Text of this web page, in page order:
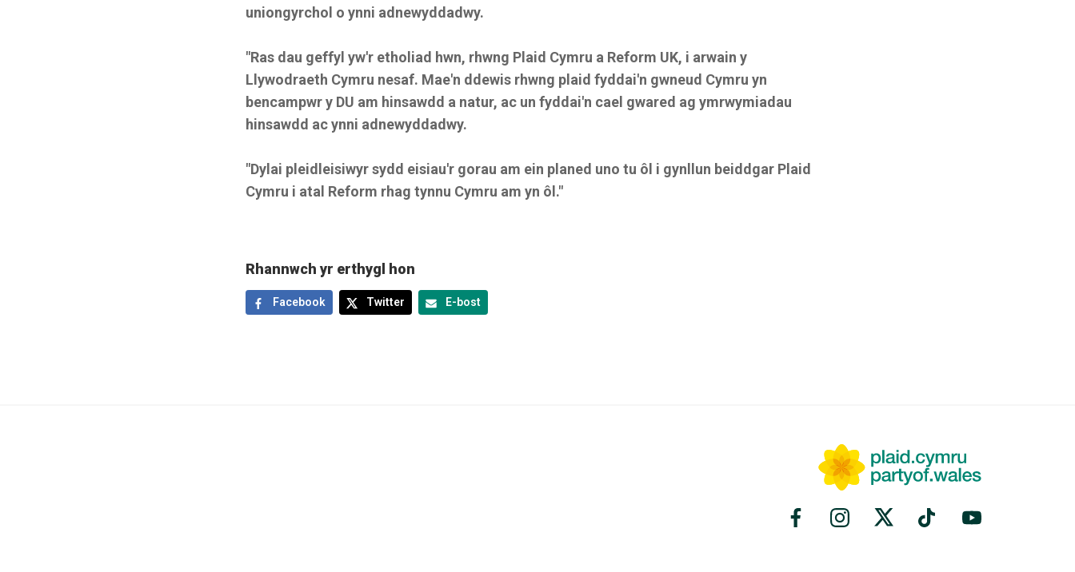
uniongyrchol o ynni adnewyddadwy.
"Ras dau geffyl yw'r etholiad hwn, rhwng Plaid Cymru a Reform UK, i arwain y
Llywodraeth Cymru nesaf. Mae'n ddewis rhwng plaid fyddai'n gwneud Cymru yn
bencampwr y DU am hinsawdd a natur, ac un fyddai'n cael gwared ag ymrwymiadau
hinsawdd ac ynni adnewyddadwy.
"Dylai pleidleisiwyr sydd eisiau'r gorau am ein planed uno tu ôl i gynllun beiddgar Plaid
Cymru i atal Reform rhag tynnu Cymru am yn ôl."
Rhannwch yr erthygl hon
Facebook Twitter E-bost